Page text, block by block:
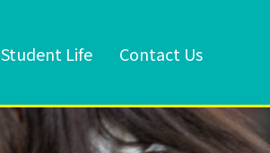
Student Life Contact Us